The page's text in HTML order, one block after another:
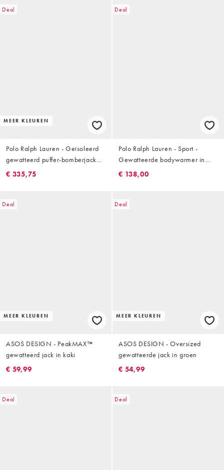
Deal
MEER KLEUREN
Polo Ralph Lauren - Geïsoleerd
gewatteerd puffer-bomberjack
met Flag-logo in donkergroen
€ 335,75
Deal
Polo Ralph Lauren - Sport -
Gewatteerde bodywarmer in
kakigroen
€ 138,00
Deal
MEER KLEUREN
ASOS DESIGN - PeakMAX™
gewatteerd jack in kaki
€ 59,99
Deal
MEER KLEUREN
ASOS DESIGN - Oversized
gewatteerde jack in groen
€ 54,99
Deal Deal